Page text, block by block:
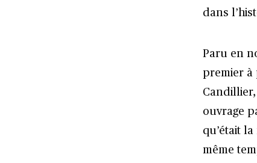
dans
Paru en
premier à
ouvrage
qu’était
même